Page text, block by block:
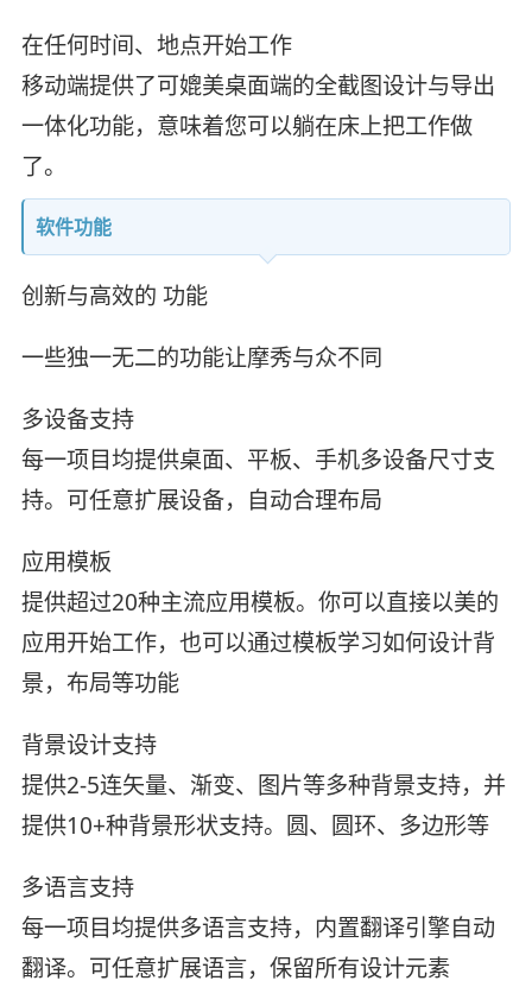
在任何时间、地点开始工作
移动端提供了可媲美桌面端的全截图设计与导出
一体化功能，意味着您可以躺在床上把工作做
了。
软件功能
创新与高效的 功能
一些独一无二的功能让摩秀与众不同
多设备支持
每一项目均提供桌面、平板、手机多设备尺寸支
持。可任意扩展设备，自动合理布局
应用模板
提供超过20种主流应用模板。你可以直接以美的
应用开始工作，也可以通过模板学习如何设计背
景，布局等功能
背景设计支持
提供2-5连矢量、渐变、图片等多种背景支持，并
提供10+种背景形状支持。圆、圆环、多边形等
多语言支持
每一项目均提供多语言支持，内置翻译引擎自动
翻译。可任意扩展语言，保留所有设计元素